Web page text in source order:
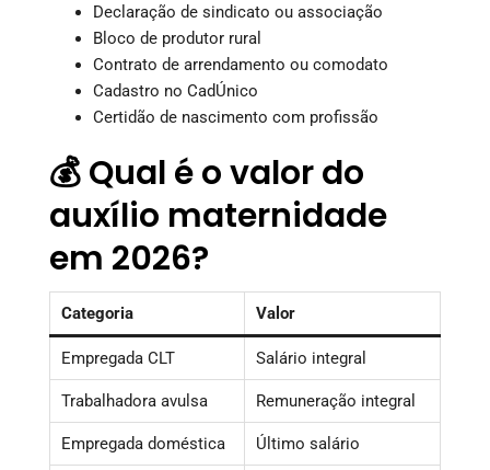
Declaração de sindicato ou associação
Bloco de produtor rural
Contrato de arrendamento ou comodato
Cadastro no CadÚnico
Certidão de nascimento com profissão
💰 Qual é o valor do
auxílio maternidade
em 2026?
Categoria Valor
Empregada CLT Salário integral
Trabalhadora avulsa Remuneração integral
Empregada doméstica Último salário